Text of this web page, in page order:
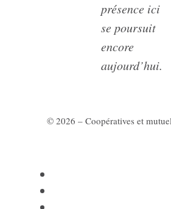
présence ici
se poursuit
encore
aujourd’hui.
© 2026 – Coopératives et